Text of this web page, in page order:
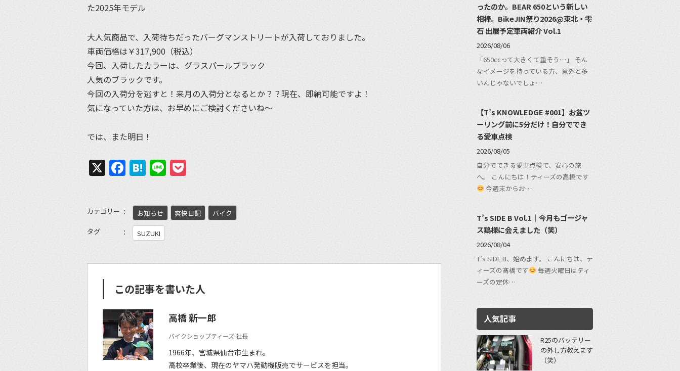
た2025年モデル
大人気商品で、入荷待ちだったバーグマンストリートが入荷しておりました。
車両価格は￥317,900（税込）
今回、入荷したカラーは、グラスパールブラック
人気のブラックです。
今回の入荷分を逃すと！来月の入荷分となるとか？？現在、即納可能ですよ！
気になっていた方は、お早めにご検討くださいね〜
では、また明日！
X Facebook
Hatena
Line
カテゴリー お知らせ 爽快日記
バイク
タグ
SUZUKI
この記事を書いた人
高橋 新一郎
バイクショップティーズ 社長
1966年、宮城県仙台市生まれ。
高校卒業後、現在のヤマハ発動機販売でサービスを担当。
ったのか。BEAR 650という新しい
相棒。BikeJIN祭り2026@東北・雫
石 出展予定車両紹介 Vol.1
2026/08/06
「650ccって大きくて重そう…」 そん
なイメージを持っている方、意外と多
いんじゃないでしょ…
【T’s KNOWLEDGE #001】お盆ツ
ーリング前に5分だけ！自分ででき
る愛車点検
2026/08/05
自分でできる愛車点検で、安心の旅
へ。 こんにちは！ティーズの高橋です
今週末からお…
T’s SIDE B Vol.1｜今月もゴージャ
ス鶏様に会えました（笑）
2026/08/04
T’s SIDE B、始めます。 こんにちは、テ
ィーズの髙橋です
毎週火曜日はティ
ーズの定休…
人気記事
R25のバッテリー
の外し方教えます
（笑）